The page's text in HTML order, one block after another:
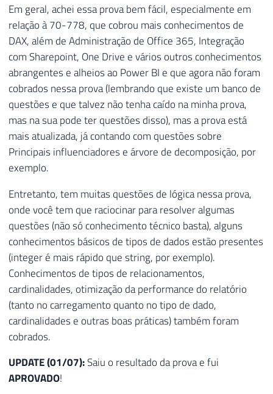
Em geral, achei essa prova bem fácil, especialmente em
relação à 70-778, que cobrou mais conhecimentos de
DAX, além de Administração de Office 365, Integração
com Sharepoint, One Drive e vários outros conhecimentos
abrangentes e alheios ao Power BI e que agora não foram
cobrados nessa prova (lembrando que existe um banco de
questões e que talvez não tenha caído na minha prova,
mas na sua pode ter questões disso), mas a prova está
mais atualizada, já contando com questões sobre
Principais influenciadores e árvore de decomposição, por
exemplo.
Entretanto, tem muitas questões de lógica nessa prova,
onde você tem que raciocinar para resolver algumas
questões (não só conhecimento técnico basta), alguns
conhecimentos básicos de tipos de dados estão presentes
(integer é mais rápido que string, por exemplo).
Conhecimentos de tipos de relacionamentos,
cardinalidades, otimização da performance do relatório
(tanto no carregamento quanto no tipo de dado,
cardinalidades e outras boas práticas) também foram
cobrados.
UPDATE (01/07):Saiu o resultado da prova e fui
APROVADO!